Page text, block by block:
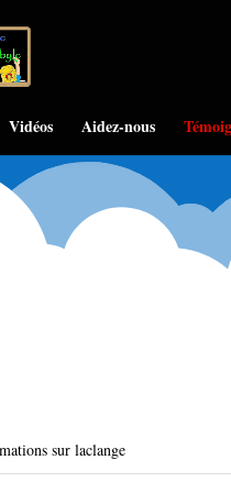
Vidéos Aidez-nous
sur laclange